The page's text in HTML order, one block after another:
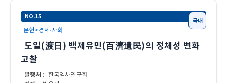
NO.15
문헌>경제·사회
도일(渡日) 백제유민(百濟遺民)의 정체성 변화
고찰
발행처 : 한국역사연구회
국내